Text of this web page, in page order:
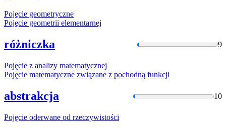
Pojęcie geometryczne
Pojęcie geometrii elementarnej
różniczka 9
Pojęcie z analizy matematycznej
Pojęcie matematyczne związane z pochodną funkcji
abstrakcja 10
Pojęcie oderwane od rzeczywistości